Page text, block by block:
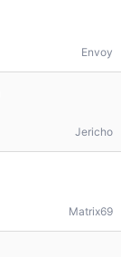
Envoy
Jericho
Matrix69